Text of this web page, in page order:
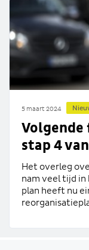
5 maart 2024
Volgende
stap 4
Het overleg
nam veel tijd in
plan heeft nu